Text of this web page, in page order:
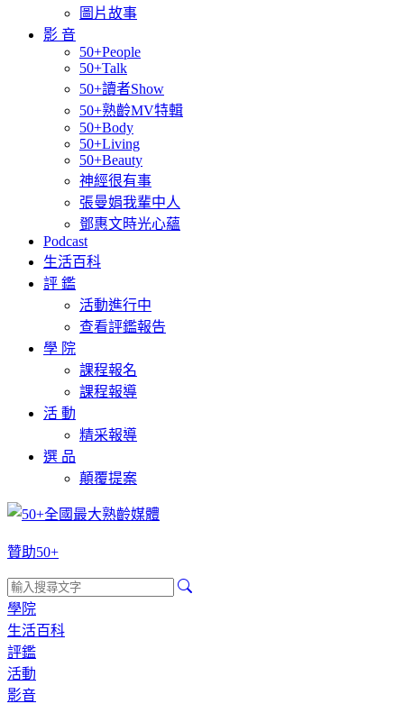
圖片故事
影 音
50+People
50+Talk
50+讀者Show
50+熟齡MV特輯
50+Body
50+Living
50+Beauty
神經很有事
張曼娟我輩中人
鄧惠文時光心蘊
Podcast
生活百科
評 鑑
活動進行中
查看評鑑報告
學 院
課程報名
課程報導
活 動
精采報導
選 品
顛覆提案
贊助50+
學院
生活百科
評鑑
活動
影音